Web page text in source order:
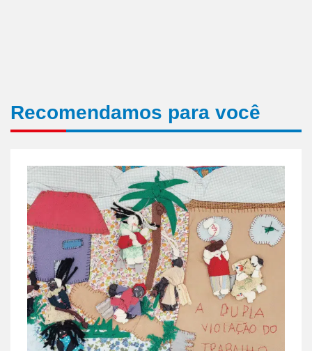
Recomendamos para você